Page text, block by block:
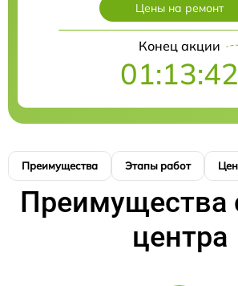
Цены на ремонт
Конец акции
01:13:41
Преимущества Этапы работ
Преимущества
центра